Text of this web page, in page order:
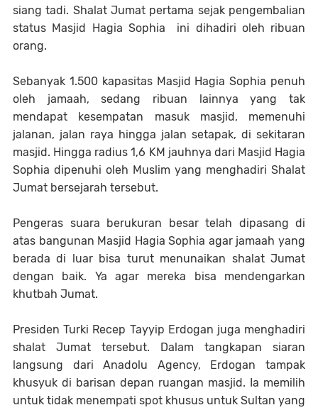
siang tadi. Shalat Jumat pertama sejak pengembalian
status Masjid Hagia Sophia ini dihadiri oleh ribuan
orang.
Sebanyak 1.500 kapasitas Masjid Hagia Sophia penuh
oleh jamaah, sedang ribuan lainnya yang tak
mendapat kesempatan masuk masjid, memenuhi
jalanan, jalan raya hingga jalan setapak, di sekitaran
masjid. Hingga radius 1,6 KM jauhnya dari Masjid Hagia
Sophia dipenuhi oleh Muslim yang menghadiri Shalat
Jumat bersejarah tersebut.
Pengeras suara berukuran besar telah dipasang di
atas bangunan Masjid Hagia Sophia agar jamaah yang
berada di luar bisa turut menunaikan shalat Jumat
dengan baik. Ya agar mereka bisa mendengarkan
khutbah Jumat.
Presiden Turki Recep Tayyip Erdogan juga menghadiri
shalat Jumat tersebut. Dalam tangkapan siaran
langsung dari Anadolu Agency, Erdogan tampak
khusyuk di barisan depan ruangan masjid. Ia memilih
untuk tidak menempati spot khusus untuk Sultan yang